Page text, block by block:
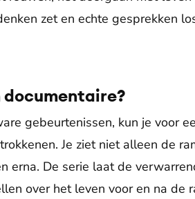
zet en echte gesprekken
documentaire?
gebeurtenissen, kun je voor
Je ziet niet alleen de
erna. De serie laat de
over het leven voor en na de